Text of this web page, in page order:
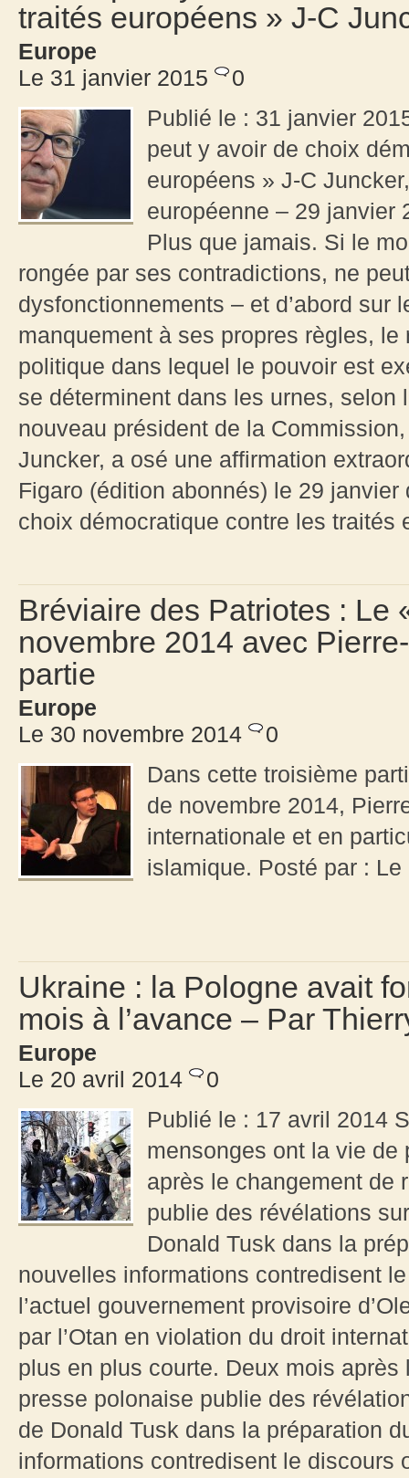
traités européens » J-C
Europe
Le 31 janvier 2015
0
Publié le : 31 janvier
peut y avoir de choix
européens » J-C
européenne – 29 janvier
Plus que jamais. Si le
rongée par ses contradictions, ne
dysfonctionnements – et d’abord sur
manquement à ses propres règles,
politique dans lequel le pouvoir est
se déterminent dans les urnes,
nouveau président de la
Juncker, a osé une affirmation
Figaro (édition abonnés) le 29
choix démocratique contre les traités
Bréviaire des Patriotes : Le
novembre 2014 avec
partie
Europe
Le 30 novembre 2014
0
Dans cette troisième
de novembre 2014,
internationale et en
islamique. Posté par :
Ukraine : la Pologne avait
mois à l’avance – Par
Europe
Le 20 avril 2014
0
Publié le : 17 avril 2014
mensonges ont la vie
après le changement de
publie des révélations
Donald Tusk dans la
nouvelles informations contredisent
l’actuel gouvernement provisoire
par l’Otan en violation du droit
plus en plus courte. Deux mois
presse polonaise publie des
de Donald Tusk dans la préparation
informations contredisent le discours